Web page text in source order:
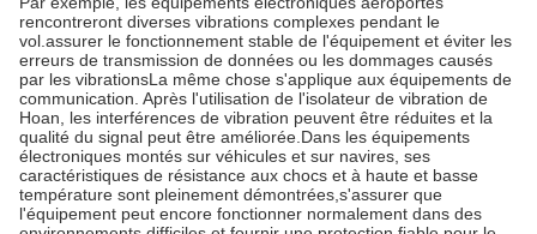
rencontreront diverses vibrations complexes pendant le
vol.assurer le fonctionnement stable de l'équipement et éviter les
erreurs de transmission de données ou les dommages causés
par les vibrationsLa même chose s'applique aux équipements de
communication. Après l'utilisation de l'isolateur de vibration de
Hoan, les interférences de vibration peuvent être réduites et la
qualité du signal peut être améliorée.Dans les équipements
électroniques montés sur véhicules et sur navires, ses
caractéristiques de résistance aux chocs et à haute et basse
température sont pleinement démontrées,s'assurer que
l'équipement peut encore fonctionner normalement dans des